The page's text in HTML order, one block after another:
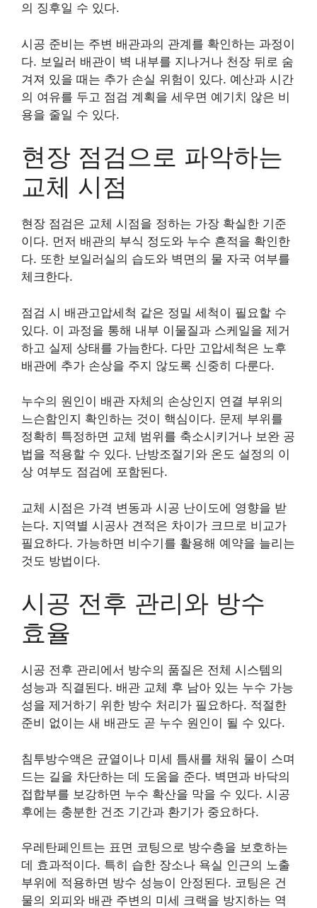
의 징후일 수 있다.
시공 준비는 주변 배관과의 관계를 확인하는 과정이
다. 보일러 배관이 벽 내부를 지나거나 천장 뒤로 숨
겨져 있을 때는 추가 손실 위험이 있다. 예산과 시간
의 여유를 두고 점검 계획을 세우면 예기치 않은 비
용을 줄일 수 있다.
현장 점검으로 파악하는
교체 시점
현장 점검은 교체 시점을 정하는 가장 확실한 기준
이다. 먼저 배관의 부식 정도와 누수 흔적을 확인한
다. 또한 보일러실의 습도와 벽면의 물 자국 여부를
체크한다.
점검 시 배관고압세척 같은 정밀 세척이 필요할 수
있다. 이 과정을 통해 내부 이물질과 스케일을 제거
하고 실제 상태를 가늠한다. 다만 고압세척은 노후
배관에 추가 손상을 주지 않도록 신중히 다룬다.
누수의 원인이 배관 자체의 손상인지 연결 부위의
느슨함인지 확인하는 것이 핵심이다. 문제 부위를
정확히 특정하면 교체 범위를 축소시키거나 보완 공
법을 적용할 수 있다. 난방조절기와 온도 설정의 이
상 여부도 점검에 포함된다.
교체 시점은 가격 변동과 시공 난이도에 영향을 받
는다. 지역별 시공사 견적은 차이가 크므로 비교가
필요하다. 가능하면 비수기를 활용해 예약을 늘리는
것도 방법이다.
시공 전후 관리와 방수
효율
시공 전후 관리에서 방수의 품질은 전체 시스템의
성능과 직결된다. 배관 교체 후 남아 있는 누수 가능
성을 제거하기 위한 방수 처리가 필요하다. 적절한
준비 없이는 새 배관도 곧 누수 원인이 될 수 있다.
침투방수액은 균열이나 미세 틈새를 채워 물이 스며
드는 길을 차단하는 데 도움을 준다. 벽면과 바닥의
접합부를 보강하면 누수 확산을 막을 수 있다. 시공
후에는 충분한 건조 기간과 환기가 중요하다.
우레탄페인트는 표면 코팅으로 방수층을 보호하는
데 효과적이다. 특히 습한 장소나 욕실 인근의 노출
부위에 적용하면 방수 성능이 안정된다. 코팅은 건
물의 외피와 배관 주변의 미세 크랙을 방지하는 역